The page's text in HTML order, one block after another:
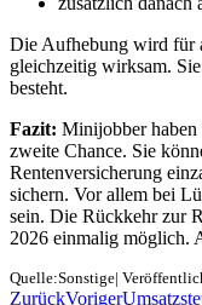
Die Aufhebung wird für
gleichzeitig wirksam.
besteht.
Fazit: Minijobber
zweite Chance. Sie
Rentenversicherung
sichern. Vor allem bei
sein. Die Rückkehr zur
2026 einmalig möglich.
Quelle:Sonstige|
ZurückVoriger